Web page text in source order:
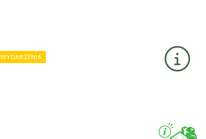
WYDARZENIA